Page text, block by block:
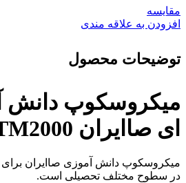
مقايسه
افزودن به علاقه مندی
توضیحات محصول
میکروسکوپ دانش
ای صاایران STM2000
میکروسکوپ دانش آموزی صاایران برای
در سطوح مختلف تحصیلی است.